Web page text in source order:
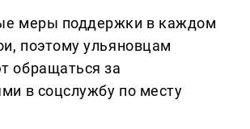
меры поддержки в каждом
поэтому ульяновцам
обращаться за
в соцслужбу по месту